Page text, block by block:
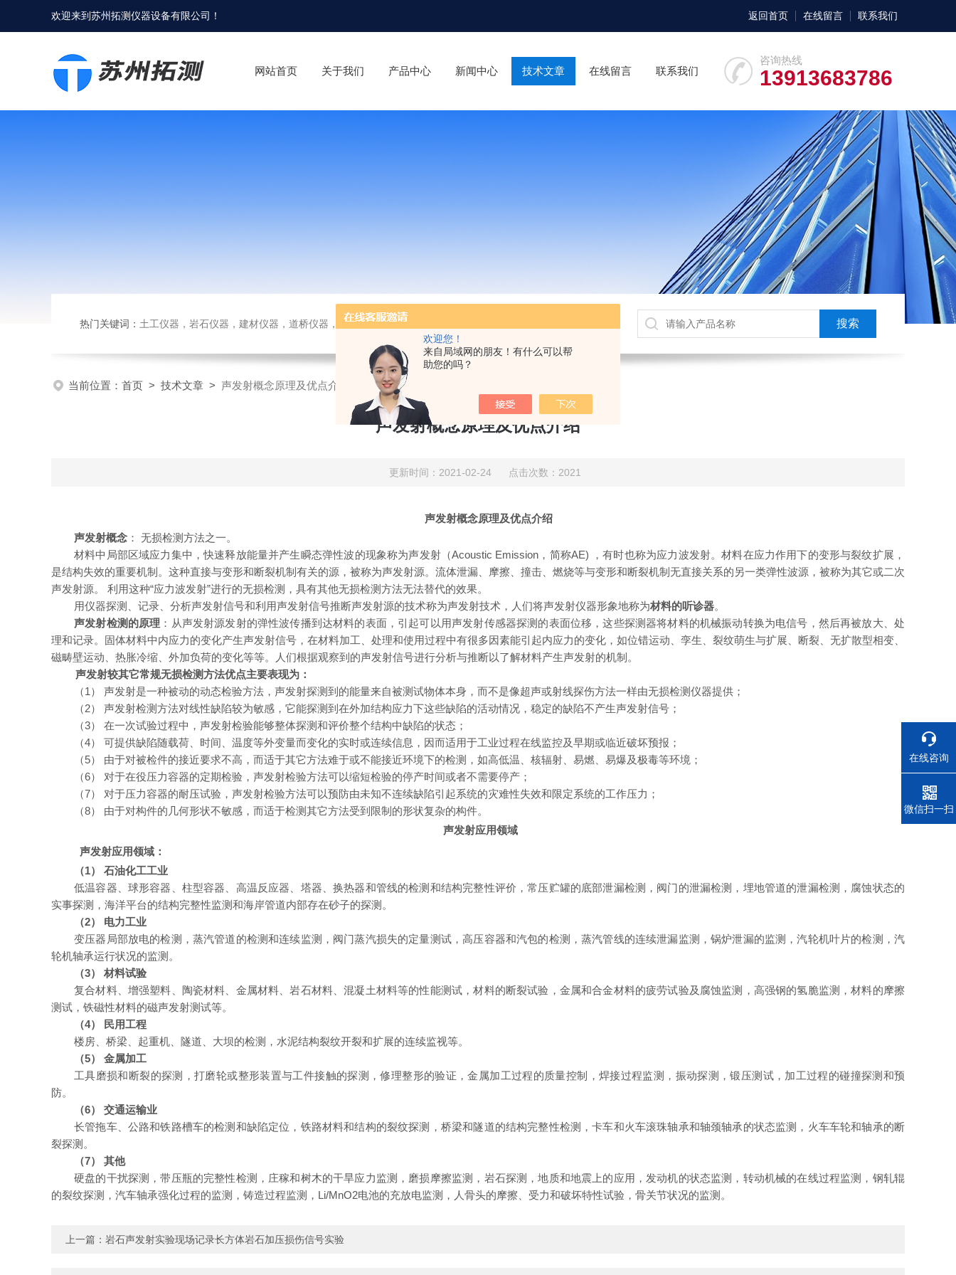
欢迎您！
来自局域网的朋友！有什么可以帮
助您的吗？
欢迎来到苏州拓测仪器设备有限公司 ！ 返回首页 在线留言 联系我们
咨询热线
13913683786
网站首页 关于我们 产品中心 新闻中心 技术文章 在线留言 联系我们
热门关键词： 土工仪器，岩石仪器，建材仪器，道桥仪器，检测仪器，检测仪器，物探仪器，勘察仪器，试验机试验箱，整体方案
当前位置： 首页 > 技术文章 > 声发射概念原理及优点介绍
声发射概念原理及优点介绍
更新时间：2021-02-24 点击次数：2021
声发射概念原理及优点介绍
声发射概念 ： 无损检测方法之一。
材料中局部区域应力集中，快速释放能量并产生瞬态弹性波的现象称为声发射（Acoustic Emission，简称AE) ，有时也称为应力波发射。材料在应力作用下的变形与裂纹扩展，
是结构失效的重要机制。这种直接与变形和断裂机制有关的源，被称为声发射源。流体泄漏、摩擦、撞击、燃烧等与变形和断裂机制无直接关系的另一类弹性波源，被称为其它或二次
声发射源。 利用这种“应力波发射”进行的无损检测，具有其他无损检测方法无法替代的效果。
用仪器探测、记录、分析声发射信号和利用声发射信号推断声发射源的技术称为声发射技术，人们将声发射仪器形象地称为材料的听诊器。
声发射检测的原理 ：从声发射源发射的弹性波传播到达材料的表面，引起可以用声发射传感器探测的表面位移，这些探测器将材料的机械振动转换为电信号，然后再被放大、处
理和记录。固体材料中内应力的变化产生声发射信号，在材料加工、处理和使用过程中有很多因素能引起内应力的变化，如位错运动、孪生、裂纹萌生与扩展、断裂、无扩散型相变、
磁畴壁运动、热胀冷缩、外加负荷的变化等等。人们根据观察到的声发射信号进行分析与推断以了解材料产生声发射的机制。
声发射较其它常规无损检测方法优点主要表现为：
（1） 声发射是一种被动的动态检验方法，声发射探测到的能量来自被测试物体本身，而不是像超声或射线探伤方法一样由无损检测仪器提供；
（2） 声发射检测方法对线性缺陷较为敏感，它能探测到在外加结构应力下这些缺陷的活动情况，稳定的缺陷不产生声发射信号；
（3） 在一次试验过程中，声发射检验能够整体探测和评价整个结构中缺陷的状态；
（4） 可提供缺陷随载荷、时间、温度等外变量而变化的实时或连续信息，因而适用于工业过程在线监控及早期或临近破坏预报；
（5） 由于对被检件的接近要求不高，而适于其它方法难于或不能接近环境下的检测，如高低温、核辐射、易燃、易爆及极毒等环境；
（6） 对于在役压力容器的定期检验，声发射检验方法可以缩短检验的停产时间或者不需要停产；
（7） 对于压力容器的耐压试验，声发射检验方法可以预防由未知不连续缺陷引起系统的灾难性失效和限定系统的工作压力；
（8） 由于对构件的几何形状不敏感，而适于检测其它方法受到限制的形状复杂的构件。
声发射应用领域
声发射应用领域 ：
（1）
石油化工工业
低温容器、球形容器、柱型容器、高温反应器、塔器、换热器和管线的检测和结构完整性评价，常压贮罐的底部泄漏检测，阀门的泄漏检测，埋地管道的泄漏检测，腐蚀状态的
实事探测，海洋平台的结构完整性监测和海岸管道内部存在砂子的探测。
（2）
电力工业
变压器局部放电的检测，蒸汽管道的检测和连续监测，阀门蒸汽损失的定量测试，高压容器和汽包的检测，蒸汽管线的连续泄漏监测，锅炉泄漏的监测，汽轮机叶片的检测，汽
轮机轴承运行状况的监测。
（3）
材料试验
复合材料、增强塑料、陶瓷材料、金属材料、岩石材料、混凝土材料等的性能测试，材料的断裂试验，金属和合金材料的疲劳试验及腐蚀监测，高强钢的氢脆监测，材料的摩擦
测试，铁磁性材料的磁声发射测试等。
（4）
民用工程
楼房、桥梁、起重机、隧道、大坝的检测，水泥结构裂纹开裂和扩展的连续监视等。
（5）
金属加工
工具磨损和断裂的探测，打磨轮或整形装置与工件接触的探测，修理整形的验证，金属加工过程的质量控制，焊接过程监测，振动探测，锻压测试，加工过程的碰撞探测和预
防。
（6）
交通运输业
长管拖车、公路和铁路槽车的检测和缺陷定位，铁路材料和结构的裂纹探测，桥梁和隧道的结构完整性检测，卡车和火车滚珠轴承和轴颈轴承的状态监测，火车车轮和轴承的断
裂探测。
（7）
其他
硬盘的干扰探测，带压瓶的完整性检测，庄稼和树木的干旱应力监测，磨损摩擦监测，岩石探测，地质和地震上的应用，发动机的状态监测，转动机械的在线过程监测，钢轧辊
的裂纹探测，汽车轴承强化过程的监测，铸造过程监测，Li/MnO2电池的充放电监测，人骨头的摩擦、受力和破坏特性试验，骨关节状况的监测。
上一篇： 岩石声发射实验现场记录长方体岩石加压损伤信号实验
在线咨询
电话
微信扫一扫